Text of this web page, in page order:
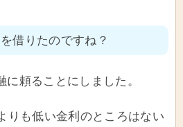
借りたのですね？
頼ることにしました。
りも低い金利のところはない